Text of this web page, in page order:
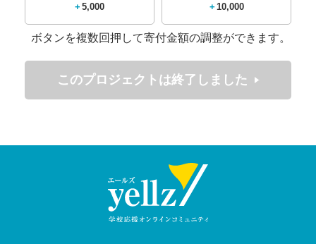
り特別強化指定部となり、県内外より寮生を募集し、
「新たな文化」を築いていくため日々精進して
その上で、今大会における費用が不足しているため、このよ
は、大きなご支援をお願いすることになりますが、何卒よろ
しくお願い致します。
+5,000 +10,000
ボタンを複数回押して寄付金額の調整ができます。
このプロジェクトは終了しました